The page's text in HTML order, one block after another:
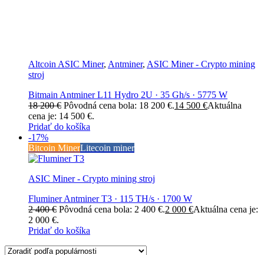
Altcoin ASIC Miner, Antminer, ASIC Miner - Crypto mining
stroj
Bitmain Antminer L11 Hydro 2U · 35 Gh/s · 5775 W
18 200€ Pôvodná cena bola: 18 200 €.14 500 €Aktuálna
cena je: 14 500 €.
Pridať do košíka
-17%
Bitcoin MinerLitecoin miner
ASIC Miner - Crypto mining stroj
Fluminer Antminer T3 · 115 TH/s · 1700 W
2 400€ Pôvodná cena bola: 2 400 €.2 000 €Aktuálna cena je:
2 000 €.
Pridať do košíka